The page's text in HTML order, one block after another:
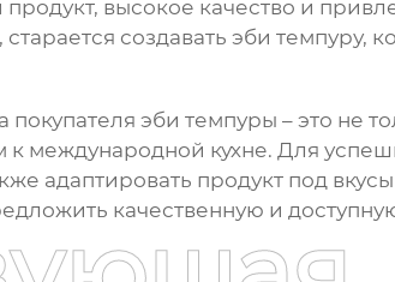
высокое качество и
создавать эби темпуру,
покупателя эби темпуры – это не
международной кухне. Для
адаптировать продукт под
качественную и